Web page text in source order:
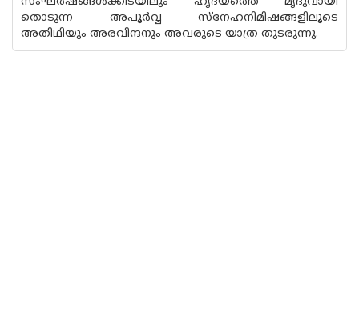
തൊടുന്ന അപൂർവ്വ സ്നേഹനിമിഷങ്ങളിലൂടെ
അതിഥിയും അരവിന്ദനും അവരുടെ യാത്ര തുടരുന്നു.